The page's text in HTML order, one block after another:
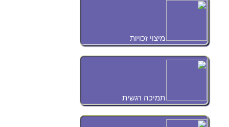
מיצוי זכויות
תמיכה רגשית